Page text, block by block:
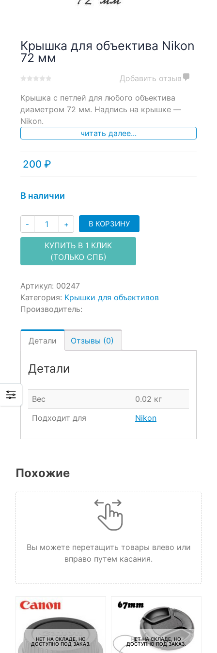
Крышка для объектива Nikon
72 мм
out
based
on
Добавить отзыв
Крышка с петлей для любого объектива
диаметром 72 мм. Надпись на крышке —
Nikon.
читать далее...
200 ₽
В наличии
- Количество
+ В КОРЗИНУ
КУПИТЬ В 1 КЛИК
(ТОЛЬКО СПБ)
Артикул: 00247
Категория: Крышки для объективов
Производитель:
Детали Отзывы (0)
Детали
Вес
0.02 кг
Подходит для
Nikon
Похожие
Вы можете перетащить товары влево или
вправо путем касания.
НЕТ НА СКЛАДЕ, НО
ДОСТУПНО ПОД ЗАКАЗ.
НЕТ НА СКЛАДЕ, НО
ДОСТУПНО ПОД ЗАКАЗ.